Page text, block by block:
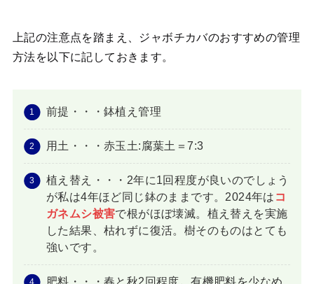
上記の注意点を踏まえ、ジャボチカバのおすすめの管理
方法を以下に記しておきます。
前提・・・鉢植え管理
用土・・・赤玉土:腐葉土＝7:3
植え替え・・・2年に1回程度が良いのでしょう
が私は4年ほど同じ鉢のままです。2024年は コ
ガネムシ被害で根がほぼ壊滅。植え替えを実施
した結果、枯れずに復活。樹そのものはとても
強いです。